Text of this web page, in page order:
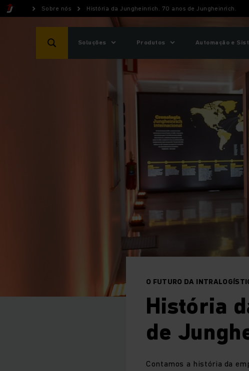
Sobre nós História da Jungheinrich. 70 anos de Jungheinrich.
Soluções Produtos Automação e
O FUTURO DA
História
de
Contamos a história da